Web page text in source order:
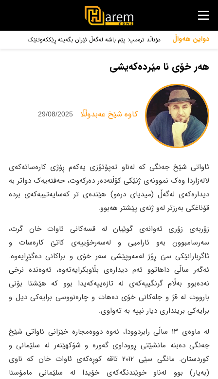
دواین هەواڵ دۆناڵد ترەمپ: پێم باشە لەگەڵ ئێران بگەینە ڕێککەوتنێک
هەر خۆی نا مێردەکەیشی
‌کاوە شێخ عەبدوڵڵا 29/08/2025
ئاواتی شێخ جەنگی کە لەناو تەپۆتۆزی یەکەم ڕۆژی کارەساتەکەی
لالەزاردا وەک نموونەی ژنێکی کۆڵنەدەر دەرکەوت، حەفتەیەک دواتر بە
دیدارەکەی لەگەڵ (میدیای درەو) هێندەی تر کەسایەتییەکەی بردە
قۆناغکی بەرزتر لەو ژنەی پێشتر هەبوو.
زۆربەی زۆری ئەوانەی گوێیان لە قسەکانی ئاوات خان گرت،
سەرسامبوون بەو ئارامیی و لەسەرخۆییەی کاتێ کارەسات و
ئاگربارانێکی سێ ڕۆژ لەمەوپێشی سەر خۆی و براکانی دەگێڕایەوە.
ئەگەر ساڵی داهاتوو ئەم دیدارەی بڵاوبکرایەتەوە، ئەوەندە نرخی
نەدەبوو بەڵام گرنگییەکەی لە تازەییەکەیدا بوو کە هێشتا بۆنی
بارووت لە قژ و جلەکانی خۆی دەهات و چارەنووسی برایەکی دیل و
برایەکی برینداری دیار نییە بە تەواوی.
لە ماوەی ۱۳ ساڵی رابردوودا، ئەوە دووەمجارە خێزانی ئاواتی شێخ
جەنگی دەبنە مانشێتی ڕووداوی گەورە و شۆکهێنەر لە سلێمانی و
کوردستان. مانگی سێی ۲۰۱۲ تاقە کوڕەکەی ئاوات خان کە ناوی
(بەیار) بوو لەناو خوێندنگەکەی خۆیدا لە سلێمانی مامۆستا